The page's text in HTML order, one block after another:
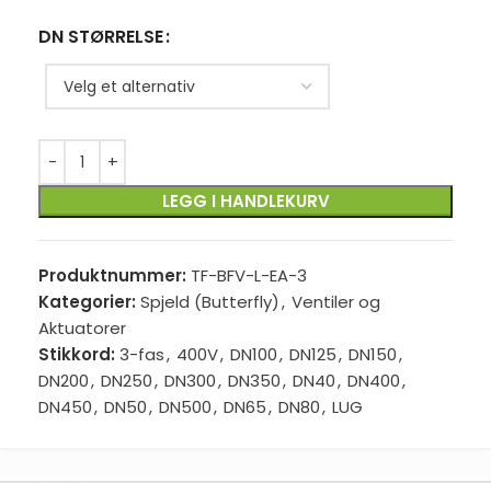
DN STØRRELSE
LEGG I HANDLEKURV
Produktnummer: TF-BFV-L-EA-3
Kategorier: Spjeld (Butterfly), Ventiler og
Aktuatorer
Stikkord: 3-fas, 400V, DN100, DN125, DN150,
DN200, DN250, DN300, DN350, DN40, DN400,
DN450, DN50, DN500, DN65, DN80, LUG